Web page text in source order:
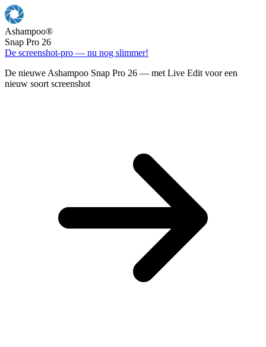
Ashampoo®
Snap Pro 26
De screenshot-pro — nu nog slimmer!
De nieuwe Ashampoo Snap Pro 26 — met Live Edit voor een
nieuw soort screenshot